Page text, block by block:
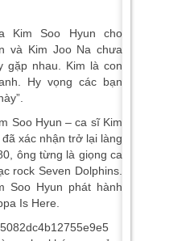
Kim Soo Hyun cho
và Kim Joo Na chưa
gặp nhau. Kim là con
Hy vọng các bạn
Soo Hyun – ca sĩ Kim
xác nhận trở lại làng
ông từng là giọng ca
rock Seven Dolphins.
Soo Hyun phát hành
Is Here.